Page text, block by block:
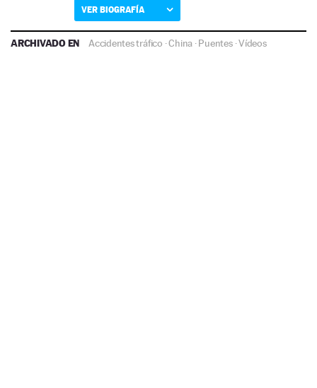
VER BIOGRAFÍA
ARCHIVADO EN Accidentes tráfico ·China ·Puentes·Vídeos